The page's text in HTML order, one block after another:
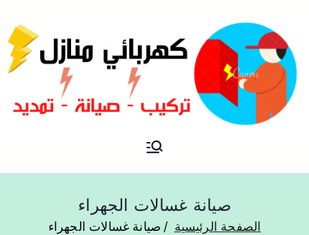
فني كهربائي منازل الكويت
صيانة غسالات الجهراء
الصفحة الرئيسية صيانة غسالات الجهراء